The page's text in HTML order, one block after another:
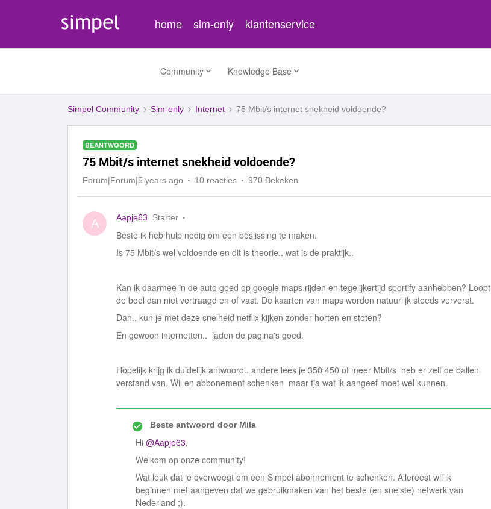
home sim-only klantenservice
Community Knowledge Base
Simpel Community Sim-only Internet 75 Mbit/s internet snekheid voldoende?
BEANTWOORD
75 Mbit/s internet snekheid voldoende?
Forum|Forum|5 years ago 10 reacties 970 Bekeken
A Aapje63 Starter
Beste ik heb hulp nodig om een beslissing te maken.
Is 75 Mbit/s wel voldoende en dit is theorie.. wat is de praktijk..
Kan ik daarmee in de auto goed op google maps rijden en tegelijkertijd sportify aanhebben? Loopt
de boel dan niet vertraagd en of vast. De kaarten van maps worden natuurlijk steeds ververst.
Dan.. kun je met deze snelheid netflix kijken zonder horten en stoten?
En gewoon internetten.. laden de pagina's goed.
Hopelijk krijg ik duidelijk antwoord.. andere lees je 350 450 of meer Mbit/s heb er zelf de ballen
verstand van. Wil en abbonement schenken maar tja wat ik aangeef moet wel kunnen.
Beste antwoord doorMila
Hi @Aapje63,
Welkom op onze community!
Wat leuk dat je overweegt om een Simpel abonnement te schenken. Allereest wil ik
beginnen met aangeven dat we gebruikmaken van het beste (en snelste) netwerk van
Nederland ;).